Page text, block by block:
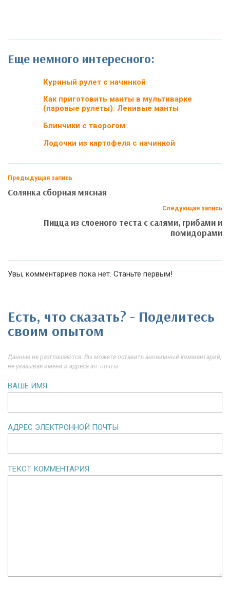
Еще немного интересного:
Куриный рулет с начинкой
Как приготовить манты в мультиварке
(паровые рулеты). Ленивые манты
Блинчики с творогом
Лодочки из картофеля с начинкой
Предыдущая запись
Солянка сборная мясная
Следующая запись
Пицца из слоеного теста с салями, грибами и
помидорами
Увы, комментариев пока нет. Станьте первым!
Есть, что сказать? - Поделитесь
своим опытом
Данные не разглашаются. Вы можете оставить анонимный комментарий,
не указывая имени и адреса эл. почты
ВАШЕ ИМЯ
АДРЕС ЭЛЕКТРОННОЙ ПОЧТЫ
ТЕКСТ КОММЕНТАРИЯ